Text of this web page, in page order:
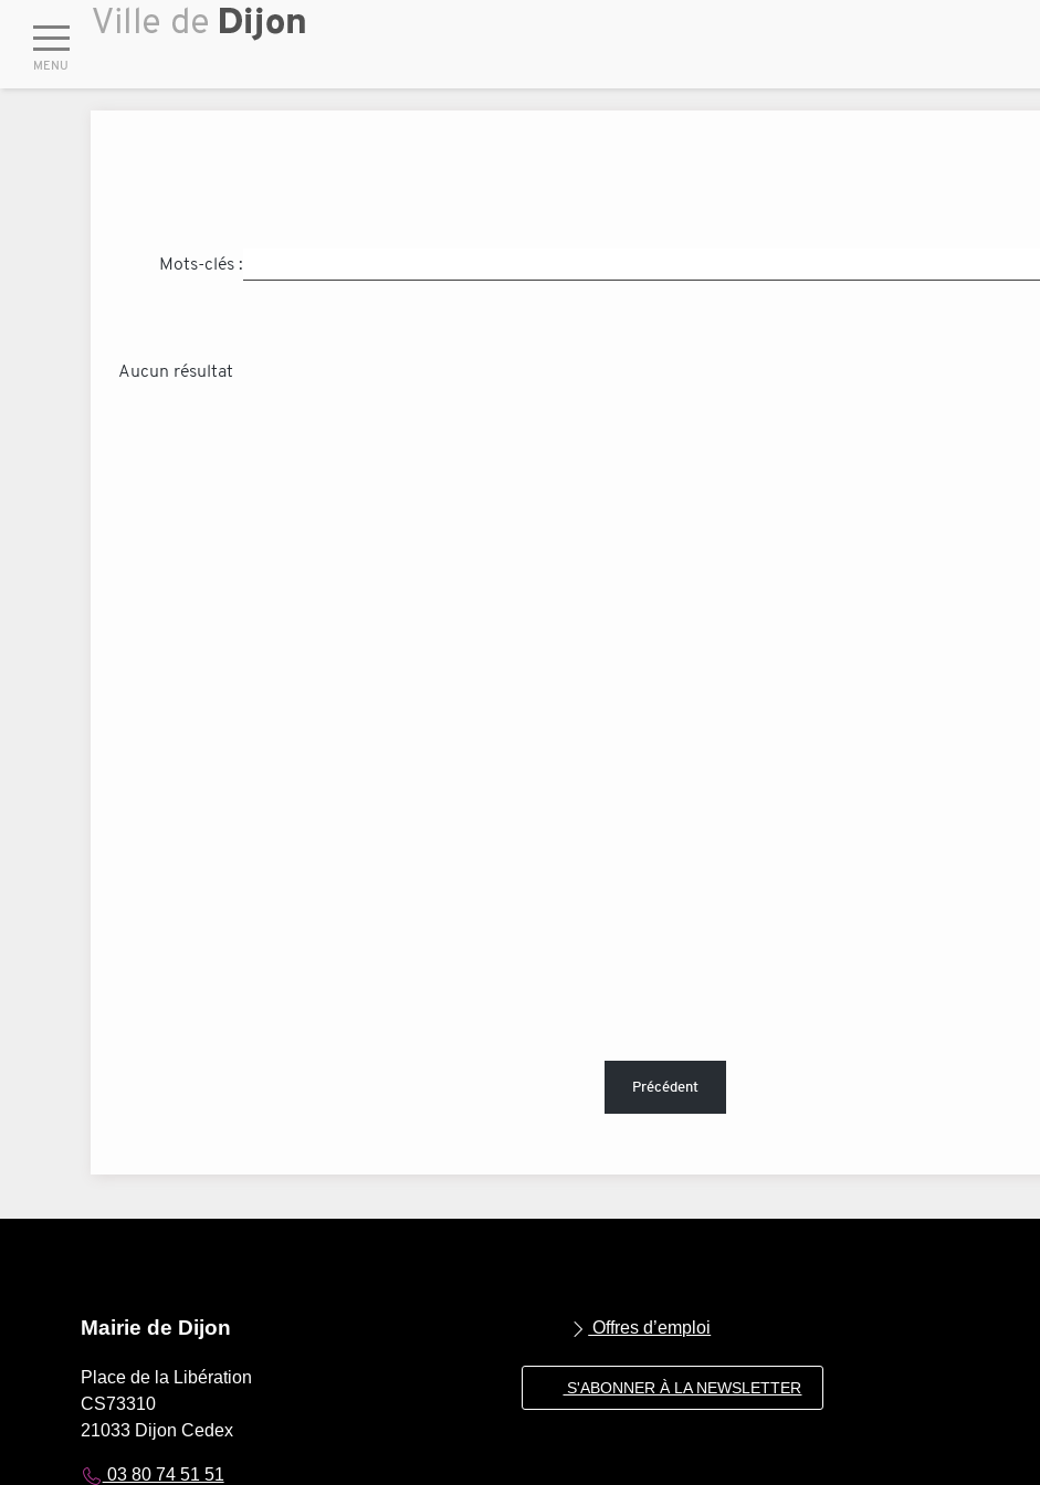
Mots-clés :
Aucun résultat
Précédent
Mairie de Dijon
Place de la Libération
CS73310
21033 Dijon Cedex
03 80 74 51 51
Offres d’emploi
S'ABONNER À LA NEWSLETTER